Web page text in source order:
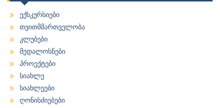
ექსკურსიები
თვითმმართველობა
კლუბები
მედალოსნები
პროექტები
სიახლე
სიახლეები
ღონისძიებები